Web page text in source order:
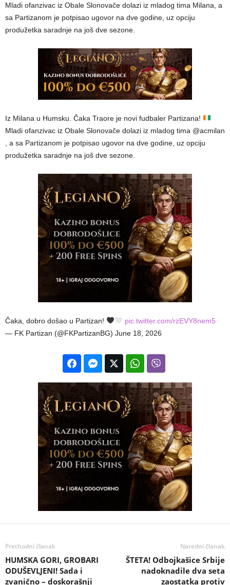
Mladi ofanzivac iz Obale Slonovače dolazi iz mladog tima Milana, a
sa Partizanom je potpisao ugovor na dve godine, uz opciju
produžetka saradnje na još dve sezone.
Iz Milana u Humsku. Čaka Traore je novi fudbaler Partizana!
Mladi ofanzivac iz Obale Slonovače dolazi iz mladog tima @acmilan
, a sa Partizanom je potpisao ugovor na dve godine, uz opciju
produžetka saradnje na još dve sezone.
Čaka, dobro došao u Partizan!
pic.twitter.com/rzEVY8nem5
— FK Partizan (@FKPartizanBG) June 18, 2026
Prethodni članak
HUMSKA GORI, GROBARI
ODUŠEVLJENI! Sada i
zvanično – doskorašnji
Naredni članak
ŠTETA! Odbojkašice Srbije
nadoknadile dva seta
zaostatka protiv